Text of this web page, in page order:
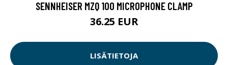
SENNHEISER MZQ 100 MICROPHONE CLAMP
36.25 EUR
LISÄTIETOJA